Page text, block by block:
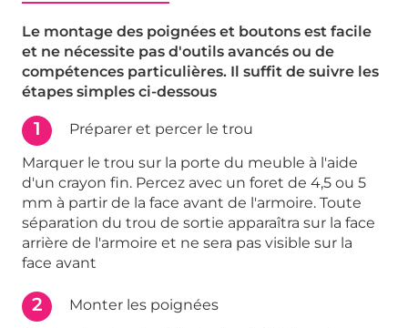
Le montage des poignées et boutons est facile
et ne nécessite pas d'outils avancés ou de
compétences particulières. Il suffit de suivre les
étapes simples ci-dessous
1
Préparer et percer le trou
Marquer le trou sur la porte du meuble à l'aide
d'un crayon fin. Percez avec un foret de 4,5 ou 5
mm à partir de la face avant de l'armoire. Toute
séparation du trou de sortie apparaîtra sur la face
arrière de l'armoire et ne sera pas visible sur la
face avant
2
Monter les poignées